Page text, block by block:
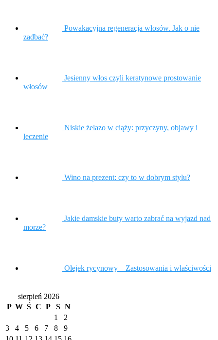
Powakacyjna regeneracja włosów. Jak o nie
zadbać?
Jesienny włos czyli keratynowe prostowanie
włosów
Niskie żelazo w ciąży: przyczyny, objawy i
leczenie
Wino na prezent: czy to w dobrym stylu?
Jakie damskie buty warto zabrać na wyjazd nad
morze?
Olejek rycynowy – Zastosowania i właściwości
sierpień 2026
P W Ś C P S N
1
2
3
4 5 6 7 8
9